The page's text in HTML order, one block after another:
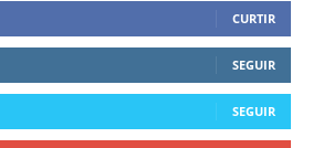
CURTIR
SEGUIR
SEGUIR